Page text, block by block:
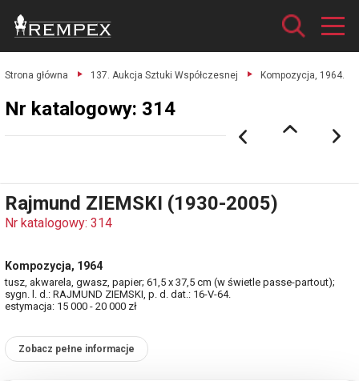
Strona główna 137. Aukcja Sztuki Współczesnej Kompozycja, 1964.
Nr katalogowy: 314
Rajmund ZIEMSKI (1930-2005)
Nr katalogowy: 314
Kompozycja, 1964
tusz, akwarela, gwasz, papier; 61,5 x 37,5 cm (w świetle passe-partout);
sygn. l. d.: RAJMUND ZIEMSKI, p. d. dat.: 16-V-64.
estymacja: 15 000 - 20 000 zł
Zobacz pełne informacje